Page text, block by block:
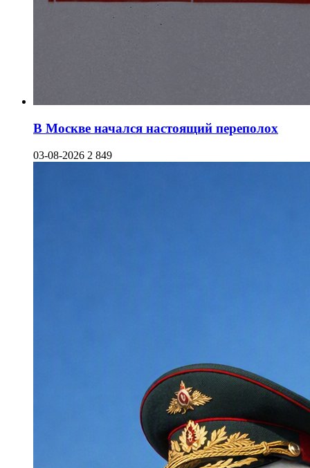
В Москве начался настоящий переполох
03-08-2026 2 849